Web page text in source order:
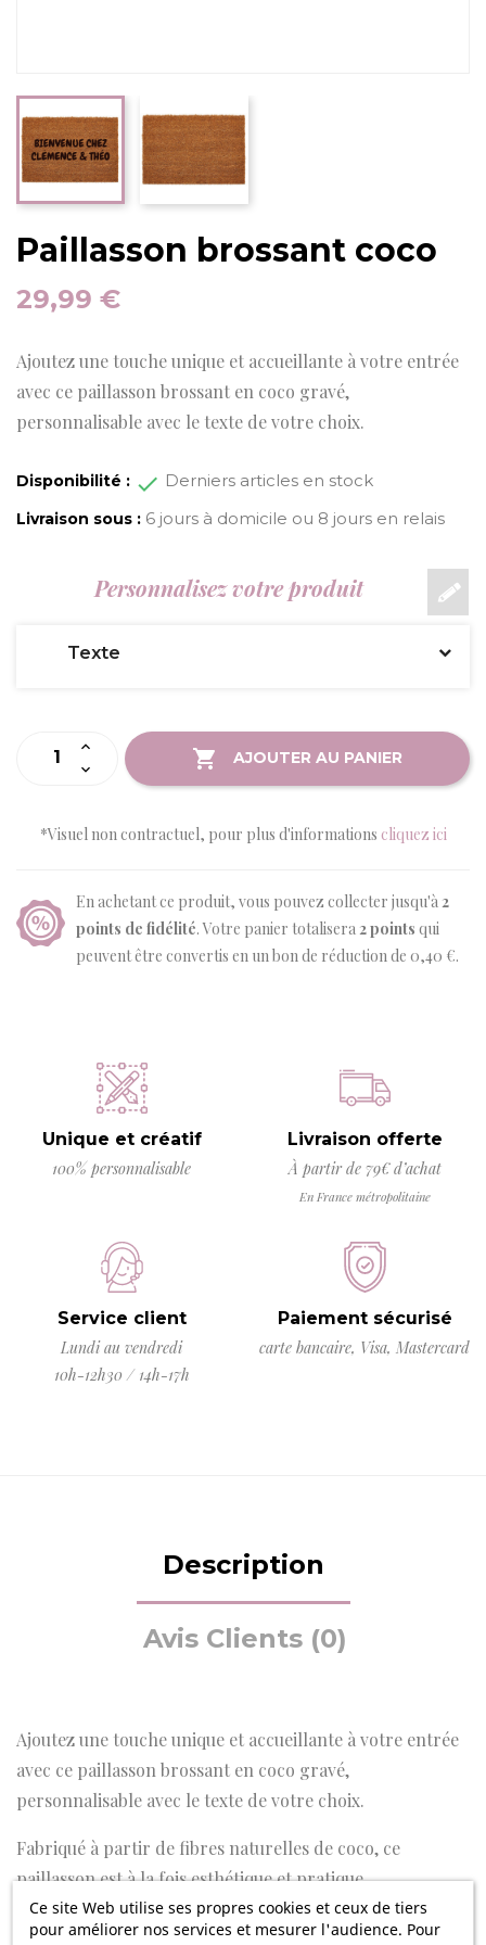
Ce site Web utilise ses propres cookies et ceux de tiers
pour améliorer nos services et mesurer l'audience. Pour
Paillasson brossant coco
29,99 €
Ajoutez une touche unique et accueillante à votre entrée
avec ce paillasson brossant en coco gravé,
personnalisable avec le texte de votre choix.
Disponibilité : Derniers articles en stock
Livraison sous : 6 jours à domicile ou 8 jours en relais
Personnalisez votre produit
Texte
AJOUTER AU PANIER
*Visuel non contractuel, pour plus d'informations cliquez ici
En achetant ce produit, vous pouvez collecter jusqu'à2
points de fidélité. Votre panier totalisera2points qui
peuvent être convertis en un bon de réduction de 0,40 €.
Unique et créatif
100% personnalisable
Livraison offerte
À partir de 79€ d’achat
En France métropolitaine
Service client
Lundi au vendredi
10h-12h30 / 14h-17h
Paiement sécurisé
carte bancaire, Visa, Mastercard
Description
Avis Clients (0)
Ajoutez une touche unique et accueillante à votre entrée
avec ce paillasson brossant en coco gravé,
personnalisable avec le texte de votre choix.
Fabriqué à partir de fibres naturelles de coco, ce
paillasson est à la fois esthétique et pratique.
Son matériau robuste et ses propriétés brossantes